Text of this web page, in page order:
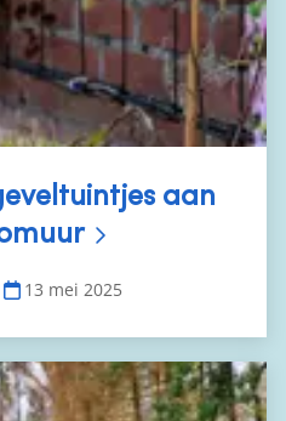
aan
13 mei 2025